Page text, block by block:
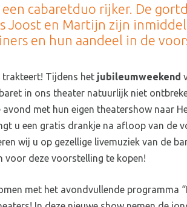
cabaretduo rijker. De
Joost en Martijn zijn
en hun aandeel in de
trakteert! Tijdens het jubileumweekend
in ons theater natuurlijk niet
met hun eigen theatershow naar
u een gratis drankje na afloop van de
wij u op gezellige livemuziek van de
voor deze voorstelling te kopen!
met het avondvullende programma “